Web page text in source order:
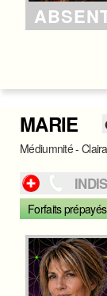
MARIE
Médiumnité -
Forfaits prépayés